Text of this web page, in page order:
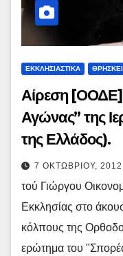
ΕΚΚΛΗΣΙΑΣΤΙΚΑ
Αίρεση [ΟΟΔΕ]
Αγώνας” της
της Ελλάδος).
7 ΟΚΤΩΒΡΊΟΥ, 2012
τού Γιώργου
Εκκλησίας στο
κόλπους της
ερώτημα του